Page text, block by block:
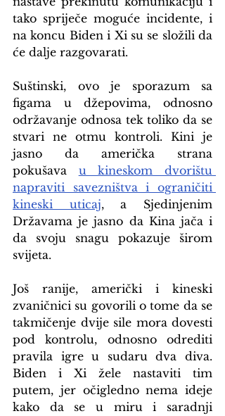
tako spriječe moguće incidente, i
na koncu Biden i Xi su se složili da
će dalje razgovarati.
Suštinski, ovo je sporazum sa
figama u džepovima, odnosno
održavanje odnosa tek toliko da se
stvari ne otmu kontroli. Kini je
jasno da američka strana
pokušava u kineskom dvorištu
napraviti savezništva i ograničiti
kineski uticaj, a Sjedinjenim
Državama je jasno da Kina jača i
da svoju snagu pokazuje širom
svijeta.
Još ranije, američki i kineski
zvaničnici su govorili o tome da se
takmičenje dvije sile mora dovesti
pod kontrolu, odnosno odrediti
pravila igre u sudaru dva diva.
Biden i Xi žele nastaviti tim
putem, jer očigledno nema ideje
kako da se u miru i saradnji